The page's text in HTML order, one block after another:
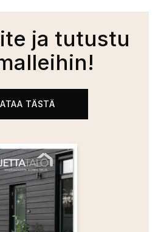
ja tutustu
TÄSTÄ